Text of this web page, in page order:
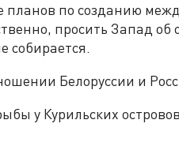
планов по созданию
просить Запад об
собирается.
Белоруссии и
у Курильских